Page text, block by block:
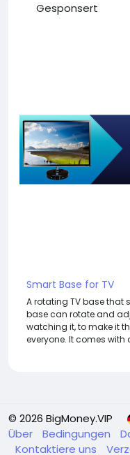
Gesponsert
Smart Base for TV
A rotating TV base that
base can rotate and
watching it, to make it
everyone. It comes with
© 2026 BigMoney.VIP
Über
Bedingungen
Kontaktiere uns